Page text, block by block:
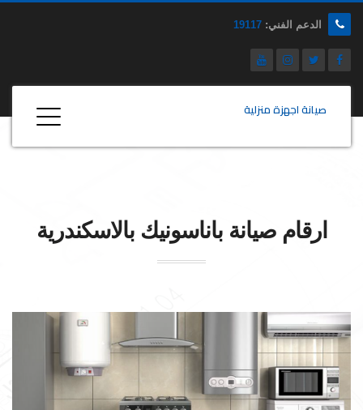
الدعم الفني: 19117
صيانة اجهزة منزلية
ارقام صيانةباناسونيك بالاسكندرية